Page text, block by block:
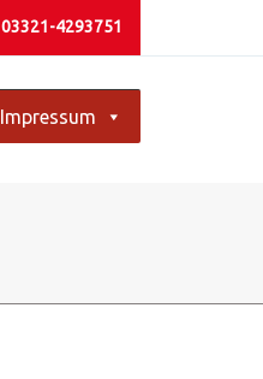
03321-4293751
Impressum